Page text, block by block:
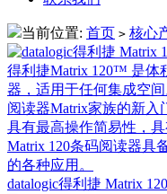
当前位置: 首页 > 核心
得利捷Matrix 120™ 是体
器，适用于任何集成空
阅读器Matrix家族的新入
具有最高操作简易性，
Matrix 120条码阅读器具
的各种应用。
datalogic得利捷 Matrix